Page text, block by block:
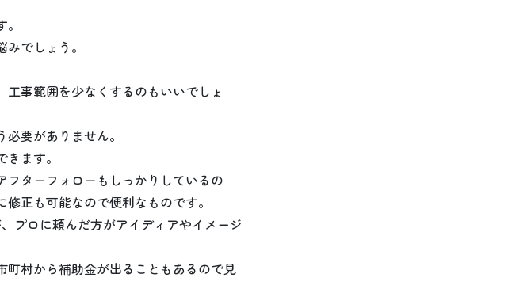
でしょう。
事範囲を少なくするのもいいでしょ
要がありません。
ます。
フターフォローもしっかりしているの
正も可能なので便利なものです。
プロに頼んだ方がアイディアやイメージ
町村から補助金が出ることもあるので見